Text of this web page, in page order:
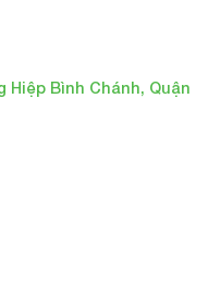
Hiệp Bình Chánh, Quận